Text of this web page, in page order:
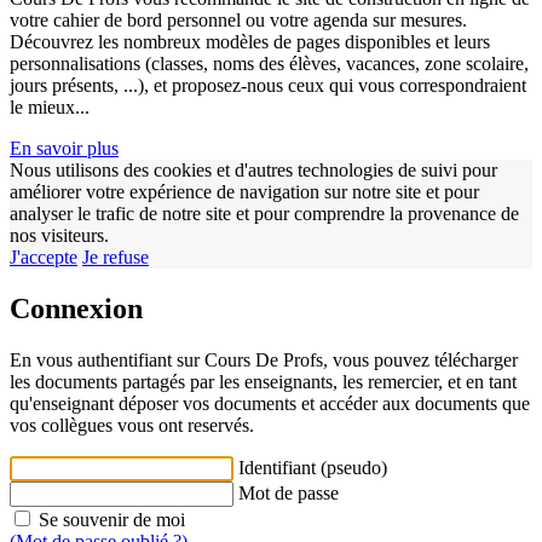
votre cahier de bord personnel ou votre agenda sur mesures.
Découvrez les nombreux modèles de pages disponibles et leurs
personnalisations (classes, noms des élèves, vacances, zone scolaire,
jours présents, ...), et proposez-nous ceux qui vous correspondraient
le mieux...
En savoir plus
Nous utilisons des cookies et d'autres technologies de suivi pour
améliorer votre expérience de navigation sur notre site et pour
analyser le trafic de notre site et pour comprendre la provenance de
nos visiteurs.
J'accepte Je refuse
Connexion
En vous authentifiant sur Cours De Profs, vous pouvez télécharger
les documents partagés par les enseignants, les remercier, et en tant
qu'enseignant déposer vos documents et accéder aux documents que
vos collègues vous ont reservés.
Identifiant (pseudo)
Mot de passe
Se souvenir de moi